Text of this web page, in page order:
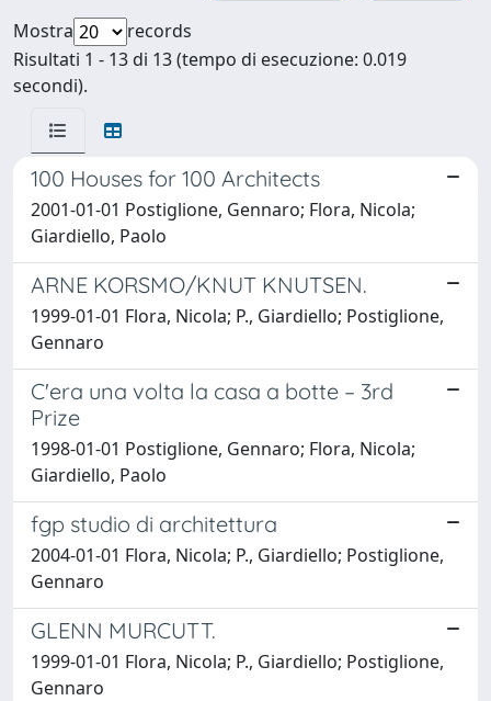
Mostra
records
Risultati 1 - 13 di 13 (tempo di esecuzione: 0.019
secondi).
100 Houses for 100 Architects
2001-01-01 Postiglione, Gennaro; Flora, Nicola;
Giardiello, Paolo
ARNE KORSMO/KNUT KNUTSEN.
1999-01-01 Flora, Nicola; P., Giardiello; Postiglione,
Gennaro
C'era una volta la casa a botte – 3rd
Prize
1998-01-01 Postiglione, Gennaro; Flora, Nicola;
Giardiello, Paolo
fgp studio di architettura
2004-01-01 Flora, Nicola; P., Giardiello; Postiglione,
Gennaro
GLENN MURCUTT.
1999-01-01 Flora, Nicola; P., Giardiello; Postiglione,
Gennaro